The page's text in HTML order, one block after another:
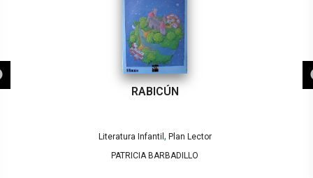
RABICÚN
Literatura Infantil , Plan Lector
PATRICIA BARBADILLO